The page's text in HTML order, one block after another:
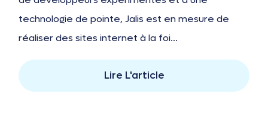
technologie de pointe, Jalis est en mesure de
réaliser des sites internet à la foi...
Lire L'article